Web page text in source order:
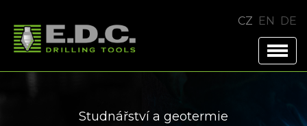
CZ EN DE
Studnářství a geotermie